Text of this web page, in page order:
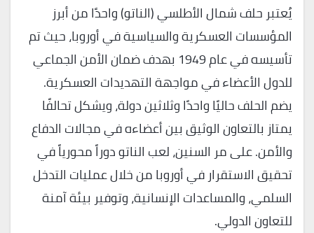
يُعتبر حلف شمال الأطلسي (الناتو) واحدًا من أبرز
المؤسسات العسكرية والسياسية في أوروبا، حيث تم
تأسيسه في عام 1949 بهدف ضمان الأمن الجماعي
للدول الأعضاء في مواجهة التهديدات العسكرية.
يضم الحلف حاليًا واحدًا وثلاثين دولة، ويشكل تحالفًا
يمتاز بالتعاون الوثيق بين أعضاءه في مجالات الدفاع
والأمن. على مر السنين، لعب الناتو دوراً محورياً في
تحقيق الاستقرار في أوروبا من خلال عمليات التدخل
السلمي، والمساعدات الإنسانية، وتوفير بيئة آمنة
للتعاون الدولي.